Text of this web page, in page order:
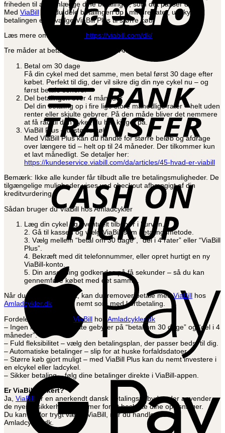
friheden til at planlægge dine betalinger, som det passer dig.
Med ViaBillkan du dele betalingen op i mindre rater, udskyde
betalingen eller vælge ViaBill Plus til større køb.
Læs mere om ViaBill her:
https://viabill.com/dk/
Tre måder at betale med ViaBill hos Amladcykler.dk
Betal om 30 dage
Få din cykel med det samme, men betal først 30 dage efter
købet. Perfekt til dig, der vil sikre dig din nye cykel nu – og
først betale senere.
Del betalingen over 4 måneder
Del din betaling op i fire lige store månedlige rater – helt uden
renter eller skjulte gebyrer. På den måde bliver det nemmere
at få råd til den cykel, du har kigget på.
ViaBill Plus – til større køb
Med ViaBill Plus kan du handle for større beløb og afdrage
over længere tid – helt op til 24 måneder. Der tilkommer kun
et lavt månedligt. Se detaljer her:
https://kundeservice.viabill.com/da/articles/45-hvad-er-viabill
Bemærk: Ikke alle kunder får tilbudt alle tre betalingsmuligheder. De
tilgængelige muligheder vises ved checkout afhængigt af din
kreditvurdering.
Sådan bruger du ViaBill hos Amladcykler
Læg din cykel og eventuelt tilbehør i kurven.
2. Gå til kassen og vælg ViaBill som betalingsmetode.
3. Vælg mellem “betal om 30 dage”, “del i 4 rater” eller “ViaBill
Plus”.
4. Bekræft med dit telefonnummer, eller opret hurtigt en ny
ViaBill-konto.
5. Din ansøgning godkendes på få sekunder – så du kan
gennemføre købet med det samme.
Når du først er oprettet, kan du fremover betale medViaBill hos
Amladcykler.dk lige så nemt som med kortbetaling.
Fordele ved at vælge ViaBill hos Amladcykler.dk
– Ingen renter eller skjulte gebyrer på “betal om 30 dage” og “del i 4
måneder”.
– Fuld fleksibilitet – vælg den betalingsplan, der passer bedst til dig.
– Automatiske betalinger – slip for at huske forfaldsdatoer.
– Større køb gjort muligt – med ViaBill Plus kan du nemt investere i
en elcykel eller ladcykel.
– Sikker betaling – følg dine betalinger direkte i ViaBill-appen.
Er ViaBill sikkert?
Ja, ViaBill er en anerkendt dansk betalingsudbyder, der anvender
de nyeste sikkerhedssystemer for at beskytte dine oplysninger.
Du kan derfor trygt vælge ViaBill, når du handler hos
Amladcykler.dk.